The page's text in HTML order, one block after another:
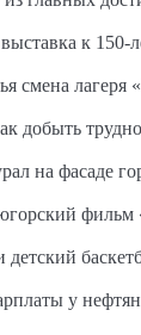
к 150-
смена лагеря
добыть
на фасаде
фильм
у